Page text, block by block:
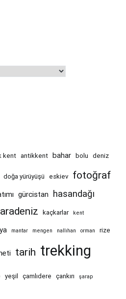
kent antikkent bahar bolu deniz
doğa yürüyüşü eskiev fotoğraf
gürcistan hasandağı
kaçkarlar kent
mantar mengen nallıhan orman rize
tarih trekking
yeşil çamlıdere çankırı şarap